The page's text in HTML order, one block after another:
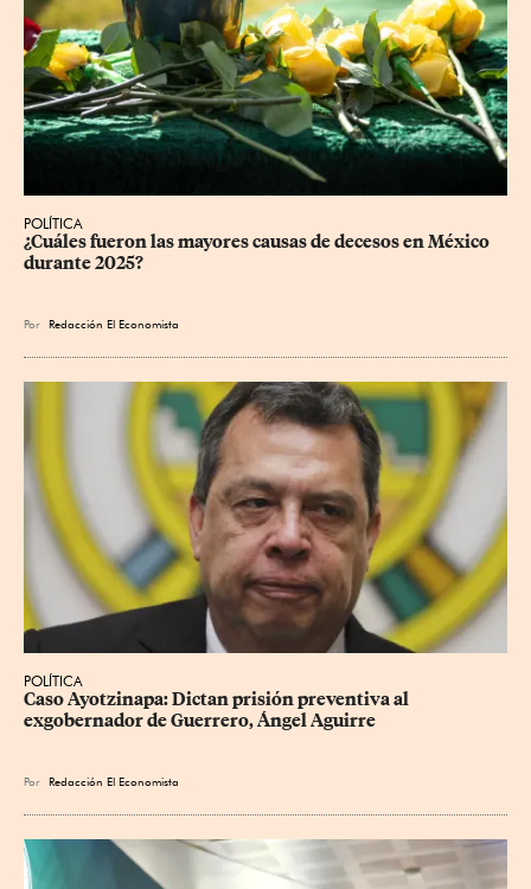
POLÍTICA
¿Cuáles fueron las mayores causas de decesos en México
durante 2025?
Por Redacción El Economista
POLÍTICA
Caso Ayotzinapa: Dictan prisión preventiva al
exgobernador de Guerrero, Ángel Aguirre
Por Redacción El Economista